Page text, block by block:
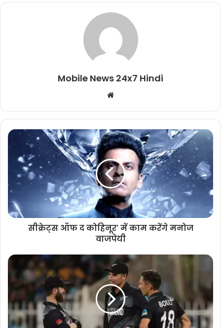
Mobile News 24x7 Hindi
Website
सीक्रेट्स ऑफ द कोहिनूर' में काम करेंगे मनोज
वाजपेयी